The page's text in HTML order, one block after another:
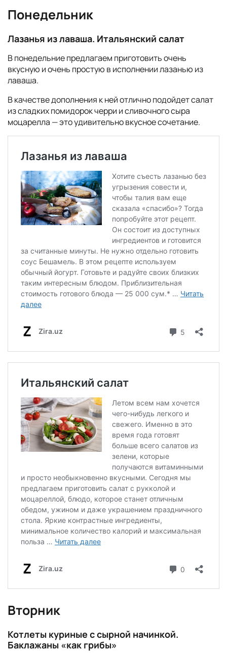
Понедельник
Лазанья из лаваша. Итальянский салат
В понедельние предлагаем приготовить очень
вкусную и очень простую в исполнении лазанью из
лаваша.
В качестве дополнения к ней отлично подойдет салат
из сладких помидорок черри и сливочного сыра
моцарелла — это удивительно вкусное сочетание.
Вторник
Котлеты куриные с сырной начинкой.
Баклажаны «как грибы»